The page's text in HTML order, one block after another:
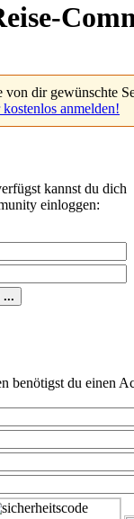
von dir gewünschte
kostenlos anmelden!
kannst du dich
einloggen:
benötigst du einen